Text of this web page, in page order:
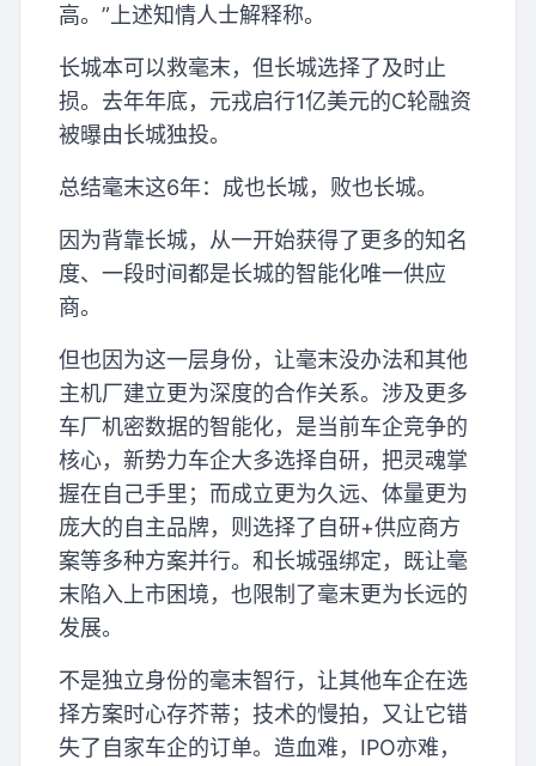
高。”上述知情人士解释称。
长城本可以救毫末，但长城选择了及时止
损。去年年底，元戎启行1亿美元的C轮融资
被曝由长城独投。
总结毫末这6年：成也长城，败也长城。
因为背靠长城，从一开始获得了更多的知名
度、一段时间都是长城的智能化唯一供应
商。
但也因为这一层身份，让毫末没办法和其他
主机厂建立更为深度的合作关系。涉及更多
车厂机密数据的智能化，是当前车企竞争的
核心，新势力车企大多选择自研，把灵魂掌
握在自己手里；而成立更为久远、体量更为
庞大的自主品牌，则选择了自研+供应商方
案等多种方案并行。和长城强绑定，既让毫
末陷入上市困境，也限制了毫末更为长远的
发展。
不是独立身份的毫末智行，让其他车企在选
择方案时心存芥蒂；技术的慢拍，又让它错
失了自家车企的订单。造血难，IPO亦难，